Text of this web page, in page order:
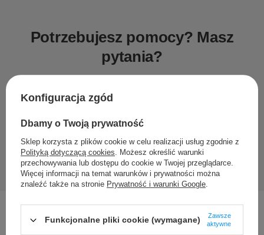
Potrzebujesz pomocy? Masz
pytania?
pytania i odpowiedzi publikując dla innych.
Zadaj pytanie
Konfiguracja zgód
Dbamy o Twoją prywatność
Sklep korzysta z plików cookie w celu realizacji usług zgodnie z
Polityką dotyczącą cookies. Możesz określić warunki
przechowywania lub dostępu do cookie w Twojej przeglądarce.
Więcej informacji na temat warunków i prywatności można
znaleźć także na stronie Prywatność i warunki Google.
Funkcjonalne pliki cookie (wymagane)
Zawsze
aktywne